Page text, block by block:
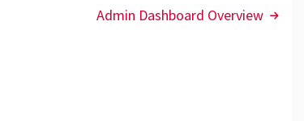
Admin Dashboard Overview